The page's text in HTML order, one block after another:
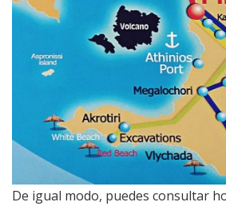
De igual modo, puedes consultar